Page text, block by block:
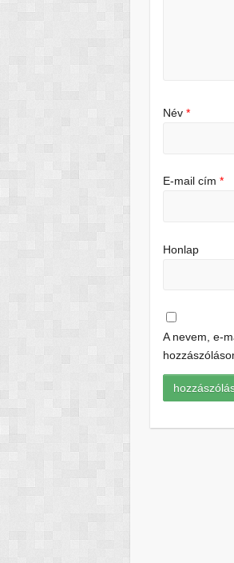
Név*
E-mail cím*
Honlap
A nevem, e-